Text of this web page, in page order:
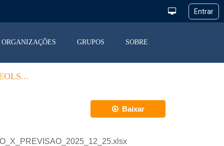
ORGANIZAÇÕES GRUPOS SOBRE
Baixar